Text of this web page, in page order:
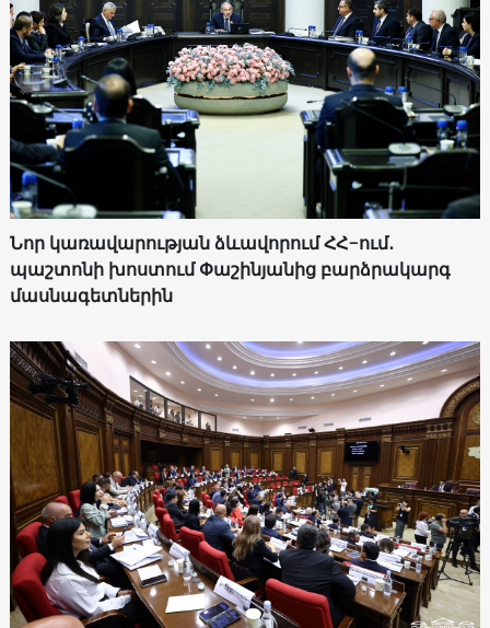
Նոր կառավարության ձևավորում ՀՀ-ում․
պաշտոնի խոստում Փաշինյանից բարձրակարգ
մասնագետներին